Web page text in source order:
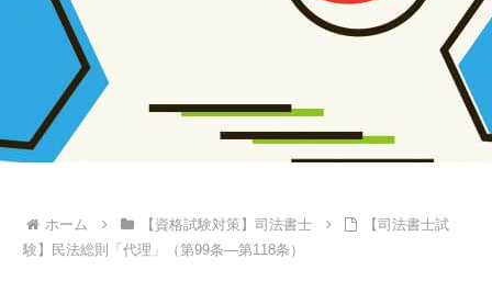
ホーム 【資格試験対策】司法書士
【司法書士試
験】民法総則「代理」（第99条―第118条）